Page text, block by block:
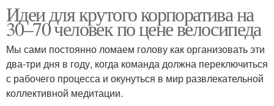
Идеи для крутого корпоратива на
30–70 человек по цене велосипеда
Мы сами постоянно ломаем голову как организовать эти
два-три дня в году, когда команда должна переключиться
с рабочего процесса и окунуться в мир развлекательной
коллективной медитации.